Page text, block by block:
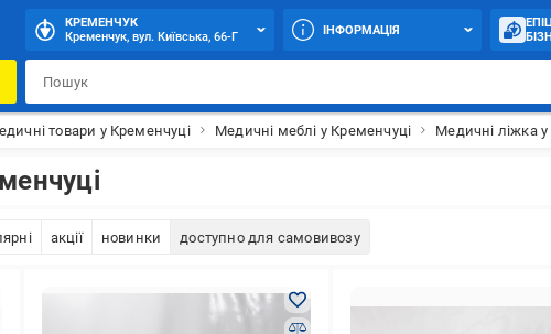
КРЕМЕНЧУК
Кременчук, вул. Київська, 66-Г
ІНФОРМАЦІЯ
товари у Кременчуці Медичні меблі у Кременчуці Медичні ліжка
акції новинки доступно для самовивозу